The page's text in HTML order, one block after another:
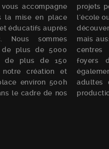
accompagne
la mise en place
éducatifs auprès
Nous sommes
de plus de 5000
de plus de 150
notre création et
environ 500h
le cadre de nos
projets
l'école
mais
centres
foyers
adultes